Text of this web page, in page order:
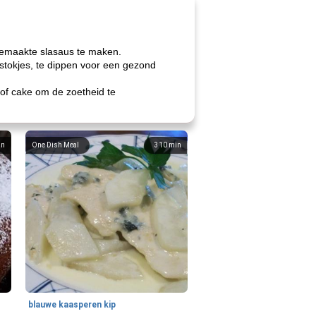
slasaus te maken.
te dippen voor een gezond
cake om de zoetheid te
310 min
One Dish Meal
blauwe kaasperen kip